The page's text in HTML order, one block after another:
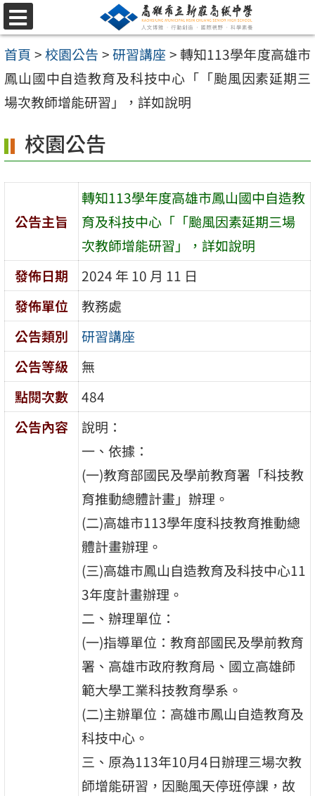
跳
至
主
要
內
區
選
單
首頁 >校園公告 >研習講座 >轉知113學年度高雄市
鳳山國中自造教育及科技中心「「颱風因素延期三
場次教師增能研習」，詳如說明
校園公告
公告主旨
轉知113學年度高雄市鳳山國中自造教
育及科技中心「「颱風因素延期三場
次教師增能研習」，詳如說明
發佈日期
2024 年 10 月 11 日
發佈單位
教務處
公告類別
研習講座
公告等級
無
點閱次數
484
公告內容
說明：
一、依據：
(一)教育部國民及學前教育署「科技教
育推動總體計畫」辦理。
(二)高雄市113學年度科技教育推動總
體計畫辦理。
(三)高雄市鳳山自造教育及科技中心11
3年度計畫辦理。
二、辦理單位：
(一)指導單位：教育部國民及學前教育
署、高雄市政府教育局、國立高雄師
範大學工業科技教育學系。
(二)主辦單位：高雄市鳳山自造教育及
科技中心。
三、原為113年10月4日辦理三場次教
師增能研習，因颱風天停班停課，故